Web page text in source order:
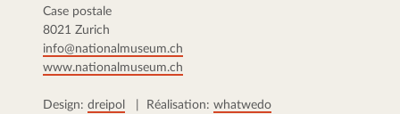
Case postale
8021 Zurich
info@nationalmuseum.ch
www.nationalmuseum.ch
Design: dreipol | Réalisation: whatwedo